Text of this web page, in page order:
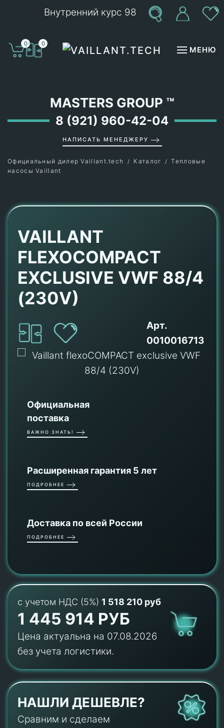
Внутренний курс 98
0 0
МЕНЮ
MASTERS GROUP ™
8 (921) 960-42-04
НАПИСАТЬ МЕНЕДЖЕРУ
Официальный дилер Vaillant.tech Каталог
Тепловые
насосы Vaillant
VAILLANT
FLEXOCOMPACT
EXCLUSIVE VWF 88/4
(230V)
Арт.
0010016713
Официальная
поставка
ВАЖНО ЗНАТЬ!
Расширенная гарантия 5 лет
ПОДРОБНЕЕ
Доставка по всей России
ПОДРОБНЕЕ
с учетом НДС (5%) 1 518 210 руб
1 445 914 РУБ
Цена актуальна на 07.08.2026
без учета логистики.
НАШЛИ ДЕШЕВЛЕ?
Сравним и сделаем